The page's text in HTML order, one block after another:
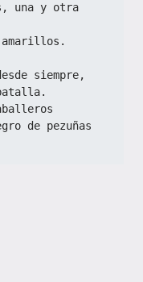
una y otra
siempre,
de pezuñas